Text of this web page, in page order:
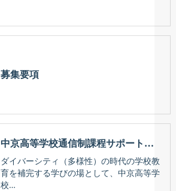
募集要項
中京高等学校通信制課程サポート校 崇徳義塾高等学院
ダイバーシティ（多様性）の時代の学校教
育を補完する学びの場として、中京高等学
校…